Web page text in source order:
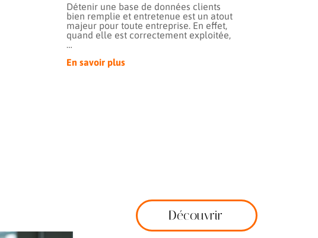
Détenir une base de données clients
bien remplie et entretenue est un atout
majeur pour toute entreprise. En effet,
quand elle est correctement exploitée,
…
En savoir plus
Découvrir